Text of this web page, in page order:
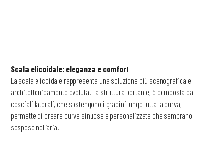
Scala elicoidale: eleganza e comfort
La scala elicoidale rappresenta una soluzione più scenografica e
architettonicamente evoluta. La struttura portante, è composta da
cosciali laterali, che sostengono i gradini lungo tutta la curva,
permette di creare curve sinuose e personalizzate che sembrano
sospese nell’aria.